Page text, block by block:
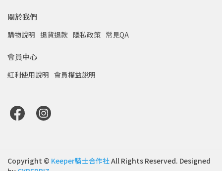
關於我們
購物說明 退貨退款 隱私政策 常見QA
會員中心
紅利使用說明 會員權益說明
Copyright © Keeper騎士合作社All Rights Reserved. Designed